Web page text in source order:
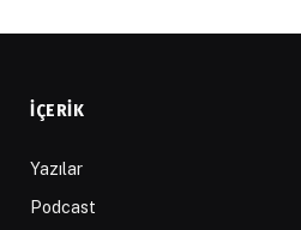
İÇERIK
Yazılar
Podcast